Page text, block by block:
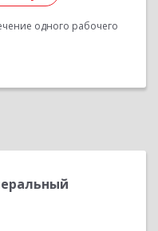
одного рабочего